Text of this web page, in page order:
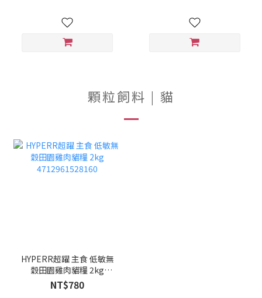
顆粒飼料 | 貓
HYPERR超躍 主食 低敏無
穀田園雞肉貓糧 2kg
4712961528160
NT$780